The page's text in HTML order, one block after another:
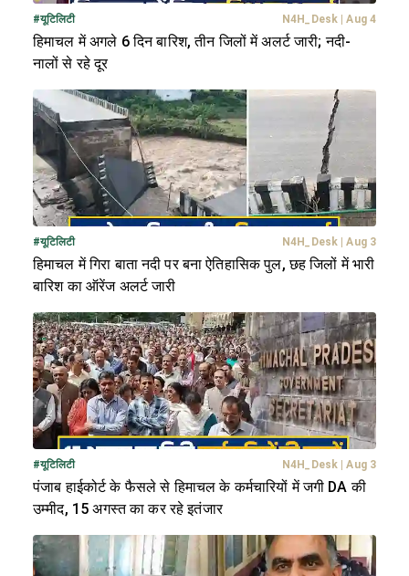
#यूटिलिटी N4H_Desk Aug 4
हिमाचल में अगले 6 दिन बारिश, तीन जिलों में अलर्ट जारी; नदी-
नालों से रहे दूर
#यूटिलिटी N4H_Desk Aug 3
हिमाचल में गिरा बाता नदी पर बना ऐतिहासिक पुल, छह जिलों में भारी
बारिश का ऑरेंज अलर्ट जारी
#यूटिलिटी N4H_Desk Aug 3
पंजाब हाईकोर्ट के फैसले से हिमाचल के कर्मचारियों में जगी DA की
उम्मीद, 15 अगस्त का कर रहे इतंजार